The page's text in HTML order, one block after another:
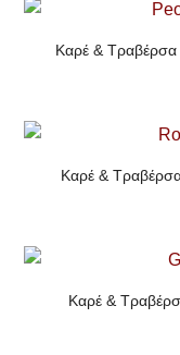
Καρέ & Τραβέρσα
Καρέ &
Καρέ &